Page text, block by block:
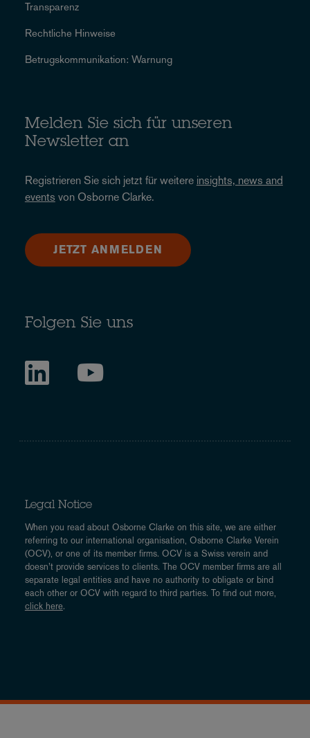
Transparenz
Rechtliche Hinweise
Betrugskommunikation: Warnung
Melden Sie sich für unseren
Newsletter an
Registrieren Sie sich jetzt für weitere insights, news and
events von Osborne Clarke.
JETZT ANMELDEN
Folgen Sie uns
Legal Notice
When you read about Osborne Clarke on this site, we are either
referring to our international organisation, Osborne Clarke Verein
(OCV), or one of its member firms. OCV is a Swiss verein and
doesn’t provide services to clients. The OCV member firms are all
separate legal entities and have no authority to obligate or bind
each other or OCV with regard to third parties. To find out more,
click here.